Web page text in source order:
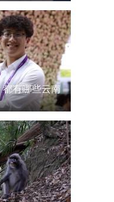
有哪些云南